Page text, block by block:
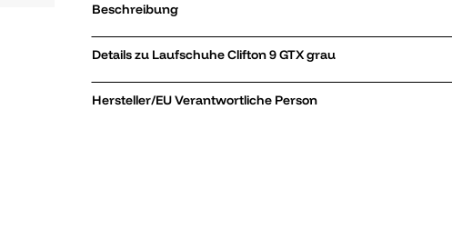
Beschreibung
Details zu Laufschuhe Clifton 9 GTX grau
Hersteller/EU Verantwortliche Person